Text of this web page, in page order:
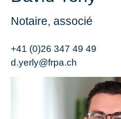
Notaire, associé
+41 (0)26 347 49 49
d.yerly@frpa.ch